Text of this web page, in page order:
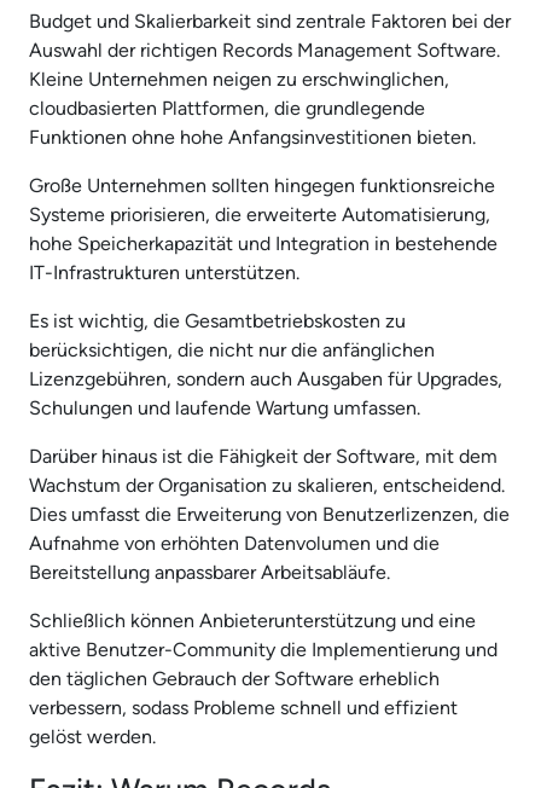
Budget und Skalierbarkeit sind zentrale Faktoren bei der
Auswahl der richtigen Records Management Software.
Kleine Unternehmen neigen zu erschwinglichen,
cloudbasierten Plattformen, die grundlegende
Funktionen ohne hohe Anfangsinvestitionen bieten.
Große Unternehmen sollten hingegen funktionsreiche
Systeme priorisieren, die erweiterte Automatisierung,
hohe Speicherkapazität und Integration in bestehende
IT-Infrastrukturen unterstützen.
Es ist wichtig, die Gesamtbetriebskosten zu
berücksichtigen, die nicht nur die anfänglichen
Lizenzgebühren, sondern auch Ausgaben für Upgrades,
Schulungen und laufende Wartung umfassen.
Darüber hinaus ist die Fähigkeit der Software, mit dem
Wachstum der Organisation zu skalieren, entscheidend.
Dies umfasst die Erweiterung von Benutzerlizenzen, die
Aufnahme von erhöhten Datenvolumen und die
Bereitstellung anpassbarer Arbeitsabläufe.
Schließlich können Anbieterunterstützung und eine
aktive Benutzer-Community die Implementierung und
den täglichen Gebrauch der Software erheblich
verbessern, sodass Probleme schnell und effizient
gelöst werden.